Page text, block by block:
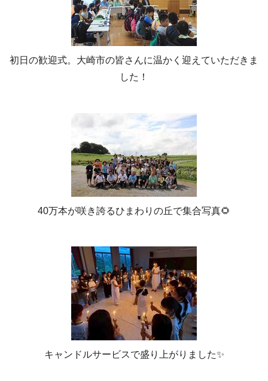
初日の歓迎式。大崎市の皆さんに温かく迎えていただきま
した！
40万本が咲き誇るひまわりの丘で集合写真🌻
キャンドルサービスで盛り上がりました✨